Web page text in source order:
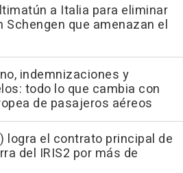
a Italia para eliminar
Schengen que amenazan el
indemnizaciones y
todo lo que cambia con
de pasajeros aéreos
logra el contrato principal de
del IRIS2 por más de